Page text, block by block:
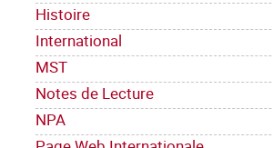
Histoire
International
MST
Notes de Lecture
NPA